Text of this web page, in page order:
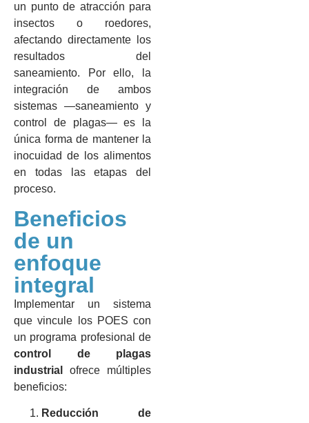
un punto de atracción para
insectos o roedores,
afectando directamente los
resultados del
saneamiento. Por ello, la
integración de ambos
sistemas —saneamiento y
control de plagas— es la
única forma de mantener la
inocuidad de los alimentos
en todas las etapas del
proceso.
Beneficios
de un
enfoque
integral
Implementar un sistema
que vincule los POES con
un programa profesional de
control de plagas
industrial
ofrece múltiples
beneficios:
Reducción de